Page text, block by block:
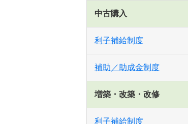
中古購入
利子補給制度
補助／助成金制度
増築・改築・改修
利子補給制度